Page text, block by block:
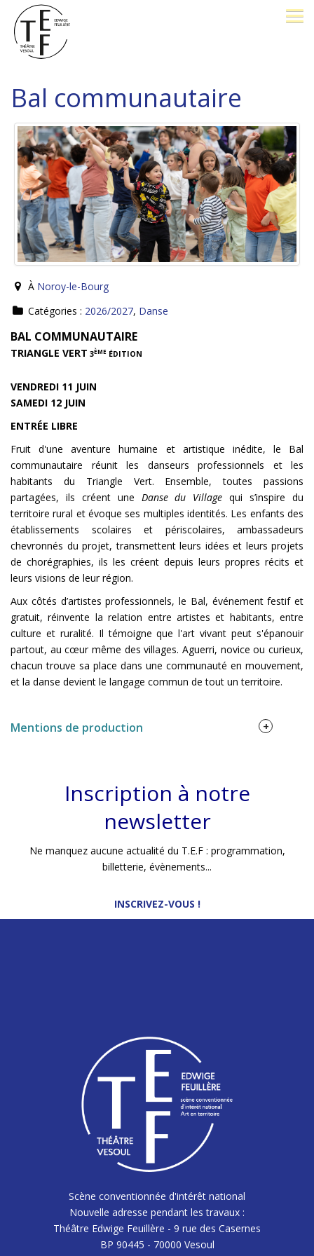
26-27
OPÉRA PROMENADE
FESTIVAL J. BREL
PÔLE D'EXCELLENCE
AVEC VOUS
INFOS
Bal communautaire
À Noroy-le-Bourg
Catégories : 2026/2027, Danse
BAL COMMUNAUTAIRE
TRIANGLE VERT 3ÈME ÉDITION
VENDREDI 11 JUIN
SAMEDI 12 JUIN
ENTRÉE LIBRE
Fruit d'une aventure humaine et artistique inédite, le Bal
communautaire réunit les danseurs professionnels et les
habitants du Triangle Vert. Ensemble, toutes passions
partagées, ils créent une Danse du Village qui s’inspire du
territoire rural et évoque ses multiples identités. Les enfants des
établissements scolaires et périscolaires, ambassadeurs
chevronnés du projet, transmettent leurs idées et leurs projets
de chorégraphies, ils les créent depuis leurs propres récits et
leurs visions de leur région.
Aux côtés d’artistes professionnels, le Bal, événement festif et
gratuit, réinvente la relation entre artistes et habitants, entre
culture et ruralité. Il témoigne que l'art vivant peut s'épanouir
partout, au cœur même des villages. Aguerri, novice ou curieux,
chacun trouve sa place dans une communauté en mouvement,
et la danse devient le langage commun de tout un territoire.
Mentions de production +
Inscription à notre
newsletter
Ne manquez aucune actualité du T.E.F : programmation,
billetterie, évènements...
INSCRIVEZ-VOUS !
Scène conventionnée d'intérêt national
Nouvelle adresse pendant les travaux :
Théâtre Edwige Feuillère - 9 rue des Casernes
BP 90445 - 70000 Vesoul